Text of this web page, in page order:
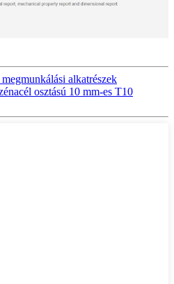
alkatrészek
osztású 10 mm-es T10